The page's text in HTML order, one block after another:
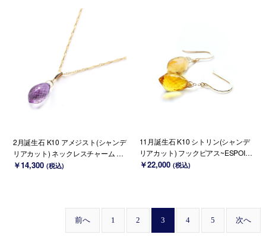
2月誕生石 K10 アメジスト(シャンデ
リアカット) ネックレスチャーム ~B
OURGEON~（チェーンのセット購
￥14,300 (税込)
11月誕生石 K10 シトリン(シャンデ
リアカット) フックピアス~ESPOIR
~￥22,000 (税込)
前へ 1 2 3 4 5 次へ